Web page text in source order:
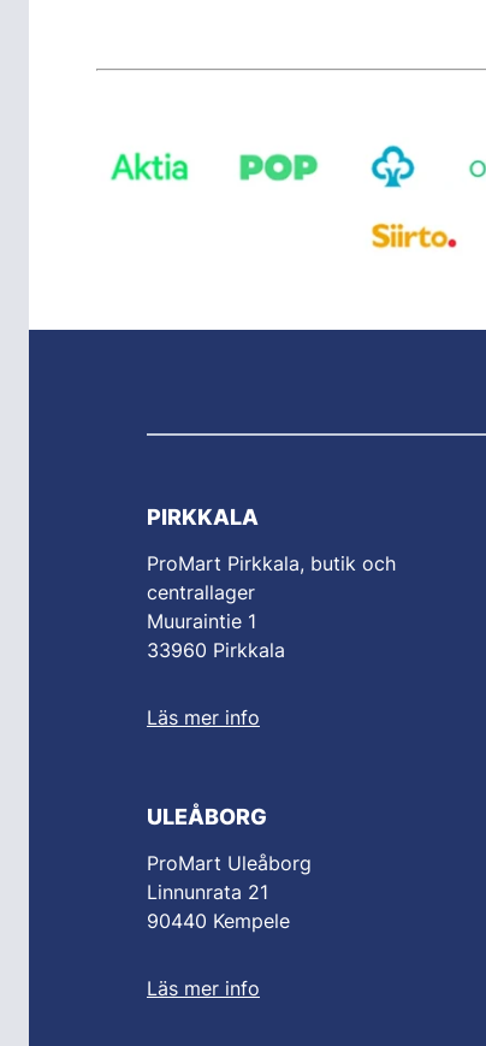
PIRKKALA
ProMart Pirkkala, butik och
centrallager
Muuraintie 1
33960 Pirkkala
Läs mer info
ULEÅBORG
ProMart Uleåborg
Linnunrata 21
90440 Kempele
Läs mer info